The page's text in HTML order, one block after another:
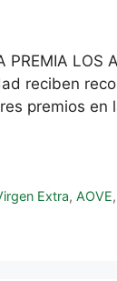
LOS
reciben
premios
Extra,AOVE,